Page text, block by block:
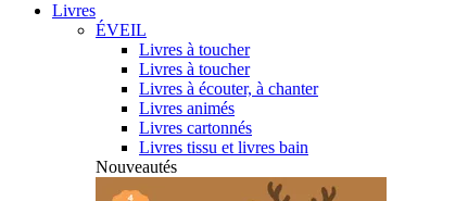
Livres
ÉVEIL
Livres à toucher
Livres à toucher
Livres à écouter, à chanter
Livres animés
Livres cartonnés
Livres tissu et livres bain
Nouveautés